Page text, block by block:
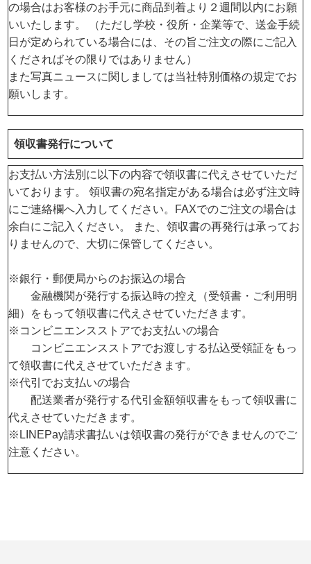
の場合はお客様のお手元に商品到着より２週間以内にお願
いいたします。 （ただし学校・役所・企業等で、送金手続
日が定められている場合には、その旨ご注文の際にご記入
くださればその限りではありません）
また写真ニュースに関しましては当社特別価格の規定でお
願いします。
領収書発行について
お支払い方法別に以下の内容で領収書に代えさせていただ
いております。 領収書の宛名指定がある場合は必ず注文時
にご連絡欄へ入力してください。FAXでのご注文の場合は
余白にご記入ください。 また、領収書の再発行は承ってお
りませんので、大切に保管してください。
※銀行・郵便局からのお振込の場合
金融機関が発行する振込時の控え（受領書・ご利用明
細）をもって領収書に代えさせていただきます。
※コンビニエンスストアでお支払いの場合
コンビニエンスストアでお渡しする払込受領証をもっ
て領収書に代えさせていただきます。
※代引でお支払いの場合
配送業者が発行する代引金額領収書をもって領収書に
代えさせていただきます。
※LINEPay請求書払いは領収書の発行ができませんのでご
注意ください。